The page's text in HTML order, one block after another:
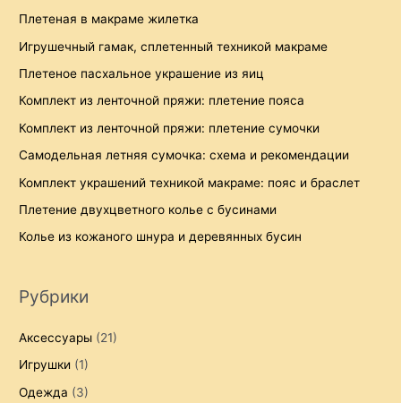
Плетеная в макраме жилетка
Игрушечный гамак, сплетенный техникой макраме
Плетеное пасхальное украшение из яиц
Комплект из ленточной пряжи: плетение пояса
Комплект из ленточной пряжи: плетение сумочки
Самодельная летняя сумочка: схема и рекомендации
Комплект украшений техникой макраме: пояс и браслет
Плетение двухцветного колье с бусинами
Колье из кожаного шнура и деревянных бусин
Рубрики
Аксессуары (21)
Игрушки (1)
Одежда (3)